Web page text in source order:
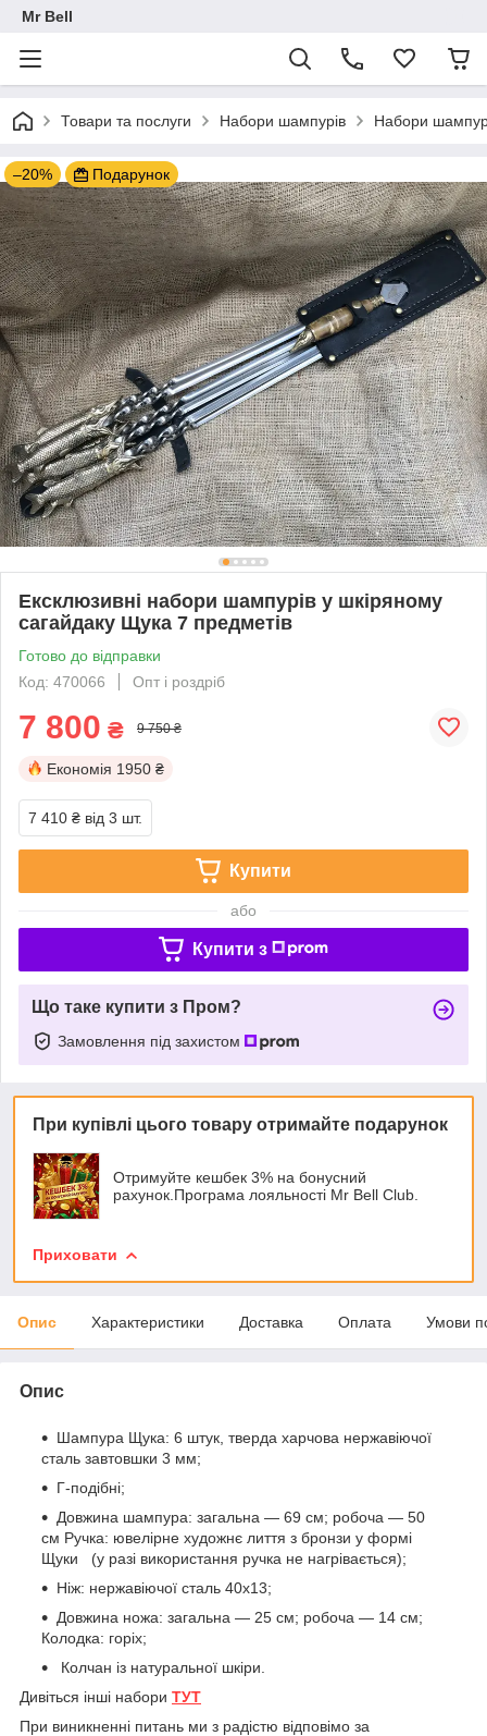
Mr Bell
Товари та послуги Набори шампурів Набори
–20% Подарунок
Ексклюзивні набори шампурів у шкіряному
сагайдаку Щука 7 предметів
Готово до відправки
Код: 470066
Опт і роздріб
7 800 ₴ 9 750 ₴
Економія 1950 ₴
7 410 ₴ від 3 шт.
Купити
або
Купити з
Що таке купити з Пром?
Замовлення під захистом
При купівлі цього товару отримайте подарунок
Отримуйте кешбек 3% на бонусний
рахунок.Програма лояльності Mr Bell Club.
Приховати
Опис Характеристики Доставка Оплата Умови
Опис
Шампура Щука: 6 штук, тверда харчова нержавіючої
сталь завтовшки 3 мм;
Г-подібні;
Довжина шампура: загальна — 69 см; робоча — 50
см Ручка: ювелірне художнє лиття з бронзи у формі
Щуки (у разі використання ручка не нагрівається);
Ніж: нержавіючої сталь 40х13;
Довжина ножа: загальна — 25 см; робоча — 14 см;
Колодка: горіх;
Колчан із натуральної шкіри.
Дивіться інші набори ТУТ
При виникненні питань ми з радістю відповімо за